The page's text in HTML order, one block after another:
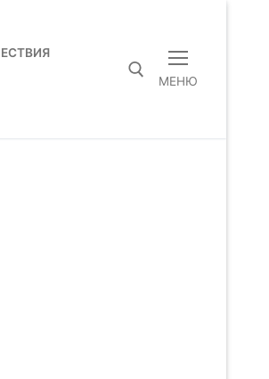
МЕНЮ